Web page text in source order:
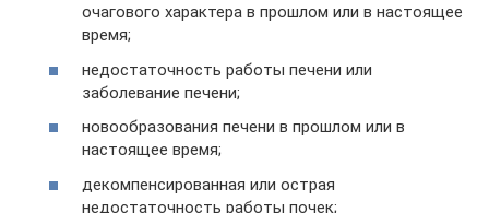
очагового характера в прошлом или в настоящее
время;
недостаточность работы печени или
заболевание печени;
новообразования печени в прошлом или в
настоящее время;
декомпенсированная или острая
недостаточность работы почек;